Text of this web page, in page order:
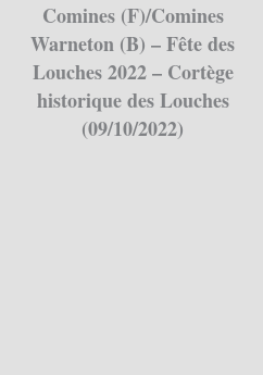
Comines (F)/Comines
Warneton (B) – Fête des
Louches 2022 – Cortège
historique des Louches
(09/10/2022)